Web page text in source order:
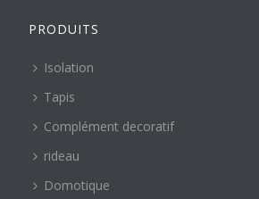
PRODUITS
Isolation
Tapis
Complément decoratif
rideau
Domotique